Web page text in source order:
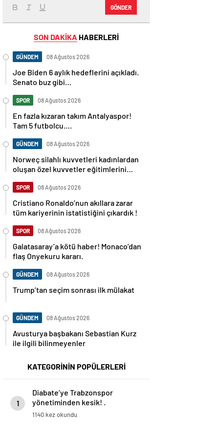
GÖNDER
SON DAKİKA HABERLERİ
GÜNDEM 08 Ağustos 2026
Joe Biden 6 aylık hedeflerini açıkladı.
Senato buz gibi…
SPOR 08 Ağustos 2026
En fazla kızaran takım Antalyaspor!
Tam 5 futbolcu….
GÜNDEM 08 Ağustos 2026
Norweç silahlı kuvvetleri kadınlardan
oluşan özel kuvvetler eğitimlerini
SPOR 08 Ağustos 2026
Cristiano Ronaldo’nun akıllara zarar
tüm kariyerinin istatistiğini çıkardık !
SPOR 08 Ağustos 2026
Galatasaray’a kötü haber! Monaco’dan
flaş Onyekuru kararı.
GÜNDEM 08 Ağustos 2026
Trump’tan seçim sonrası ilk mülakat
GÜNDEM 08 Ağustos 2026
Avusturya başbakanı Sebastian Kurz
ile ilgili bilinmeyenler
KATEGORİNİN POPÜLERLERİ
1
Diabate’ye Trabzonspor
yönetiminden kesik! .
1140 kez okundu